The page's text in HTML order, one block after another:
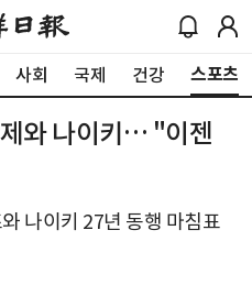
사회 국제 건강 스포츠
와 나이키… "이젠
나이키 27년 동행 마침표